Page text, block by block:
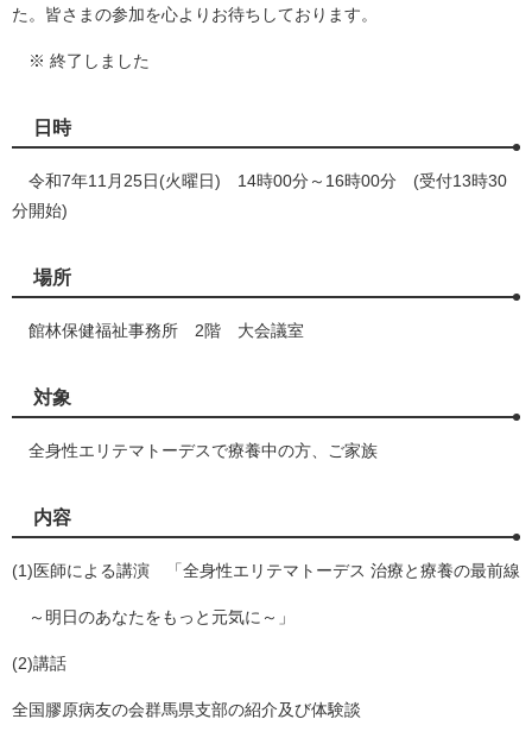
た。皆さまの参加を心よりお待ちしております。
※ 終了しました
日時
令和7年11月25日(火曜日) 14時00分～16時00分 (受付13時30
分開始)
場所
館林保健福祉事務所 2階 大会議室
対象
全身性エリテマトーデスで療養中の方、ご家族
内容
(1)医師による講演 「全身性エリテマトーデス 治療と療養の最前線
～明日のあなたをもっと元気に～」
(2)講話
全国膠原病友の会群馬県支部の紹介及び体験談